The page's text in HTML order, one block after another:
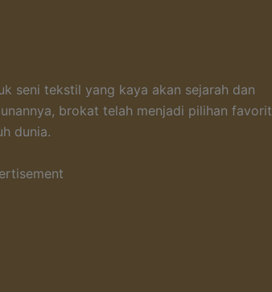
seni tekstil yang kaya akan sejarah dan
brokat telah menjadi pilihan favorit
dunia.